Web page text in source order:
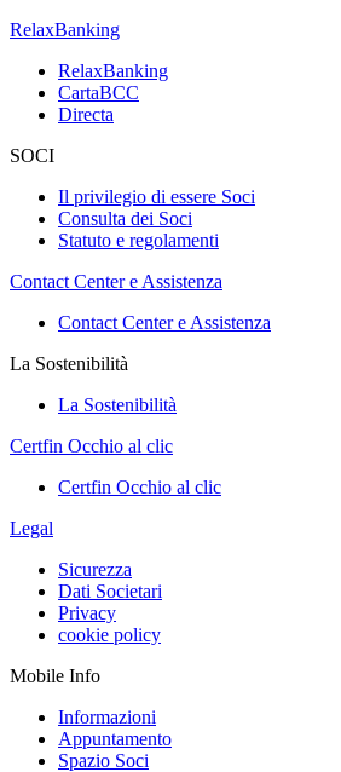
RelaxBanking
RelaxBanking
CartaBCC
Directa
SOCI
Il privilegio di essere Soci
Consulta dei Soci
Statuto e regolamenti
Contact Center e Assistenza
Contact Center e Assistenza
La Sostenibilità
La Sostenibilità
Certfin Occhio al clic
Certfin Occhio al clic
Legal
Sicurezza
Dati Societari
Privacy
cookie policy
Mobile Info
Informazioni
Appuntamento
Spazio Soci